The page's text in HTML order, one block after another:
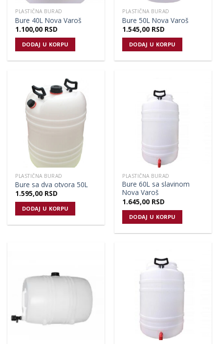
PLASTIČNA BURAD
Bure 40L Nova Varoš
1.100,00 RSD
DODAJ U KORPU
PLASTIČNA BURAD
Bure 50L Nova Varoš
1.545,00 RSD
DODAJ U KORPU
PLASTIČNA BURAD
Bure sa dva otvora 50L
1.595,00 RSD
DODAJ U KORPU
PLASTIČNA BURAD
Bure 60L sa slavinom
Nova Varoš
1.645,00 RSD
DODAJ U KORPU